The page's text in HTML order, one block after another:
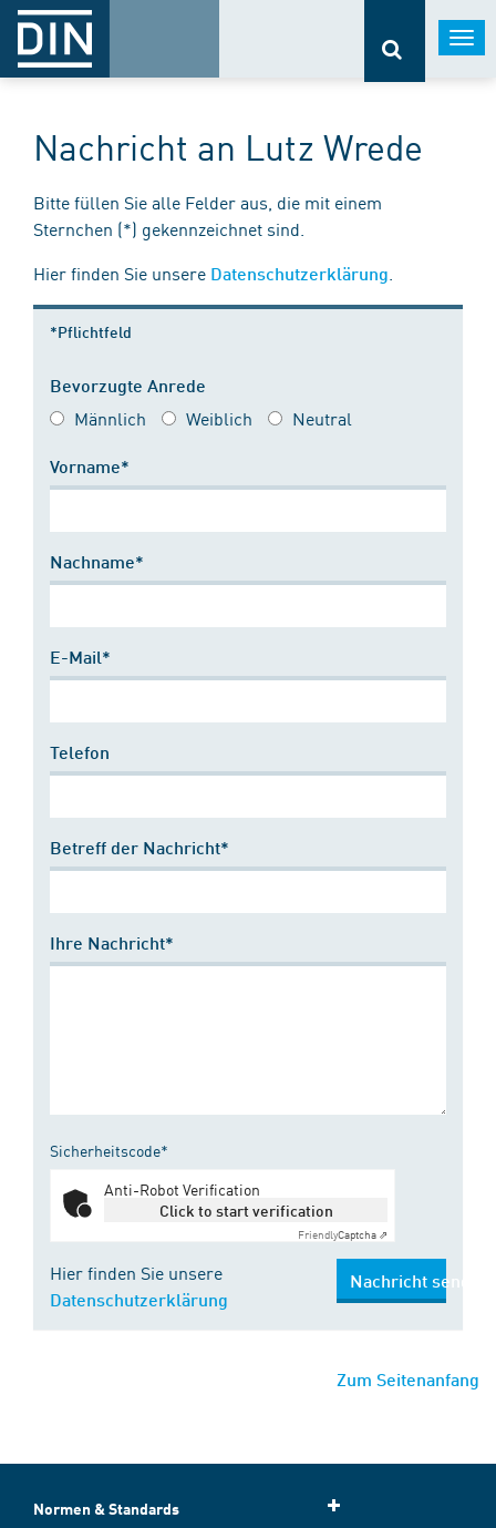
Nachricht an Lutz Wrede
Bitte füllen Sie alle Felder aus, die mit einem
Sternchen (*) gekennzeichnet sind.
Hier finden Sie unsere Datenschutzerklärung
*Pflichtfeld
Bevorzugte Anrede
Männlich Weiblich Neutral
Vorname*
Nachname*
E-Mail*
Telefon
Betreff der Nachricht*
Ihre Nachricht*
Sicherheitscode*
Anti-Robot Verification
Click to start verification
FriendlyCaptcha ⇗
Hier finden Sie unsere
Datenschutzerklärung
Nachricht senden
Zum Seitenanfang
Normen & Standards